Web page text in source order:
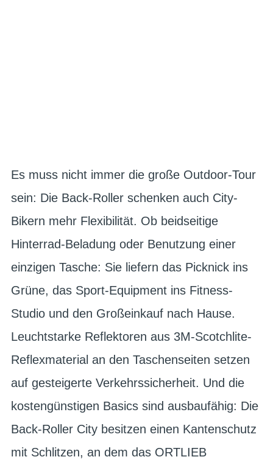
Es muss nicht immer die große Outdoor-Tour
sein: Die Back-Roller schenken auch City-
Bikern mehr Flexibilität. Ob beidseitige
Hinterrad-Beladung oder Benutzung einer
einzigen Tasche: Sie liefern das Picknick ins
Grüne, das Sport-Equipment ins Fitness-
Studio und den Großeinkauf nach Hause.
Leuchtstarke Reflektoren aus 3M-Scotchlite-
Reflexmaterial an den Taschenseiten setzen
auf gesteigerte Verkehrssicherheit. Und die
kostengünstigen Basics sind ausbaufähig: Die
Back-Roller City besitzen einen Kantenschutz
mit Schlitzen, an dem das ORTLIEB